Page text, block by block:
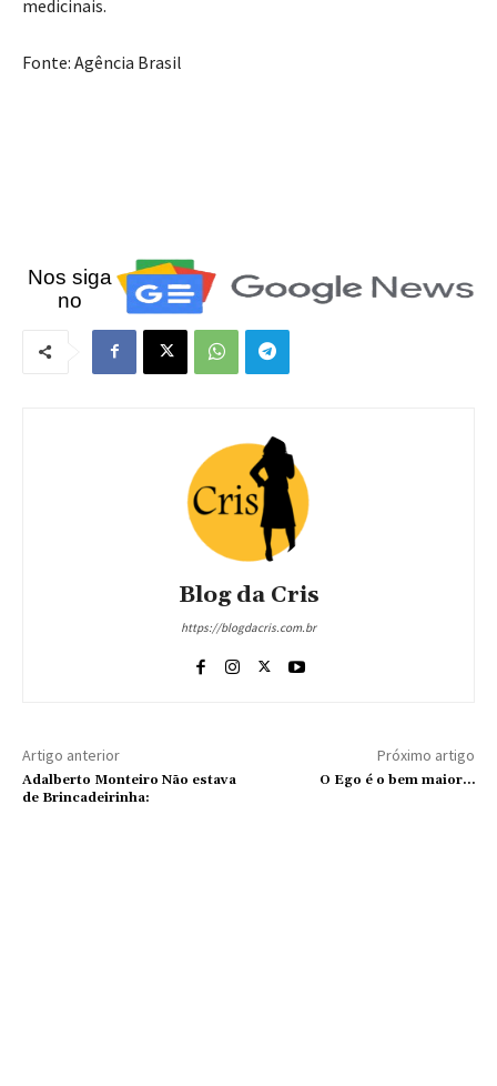
medicinais.
Fonte: Agência Brasil
Nos siga
no
Blog da Cris
https://blogdacris.com.br
Artigo anterior
Adalberto Monteiro Não estava
de Brincadeirinha:
Próximo artigo
O Ego é o bem maior…